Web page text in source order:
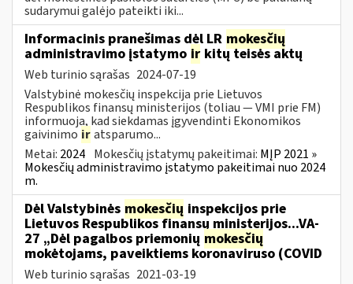
sudarymui galėjo pateikti iki...
Informacinis pranešimas dėl LR mokesčių
administravimo įstatymo ir kitų teisės aktų
Web turinio sąrašas 2024-07-19
Valstybinė mokesčių inspekcija prie Lietuvos
Respublikos finansų ministerijos (toliau — VMI prie FM)
informuoja, kad siekdamas įgyvendinti Ekonomikos
gaivinimo iratsparumo...
Metai: 2024 Mokesčių įstatymų pakeitimai: MĮP 2021 »
Mokesčių administravimo įstatymo pakeitimai nuo 2024
m.
Dėl Valstybinės mokesčių inspekcijos prie
Lietuvos Respublikos finansų ministerijos...VA-
27 „Dėl pagalbos priemonių mokesčių
mokėtojams, paveiktiems koronaviruso (COVID
Web turinio sąrašas 2021-03-19